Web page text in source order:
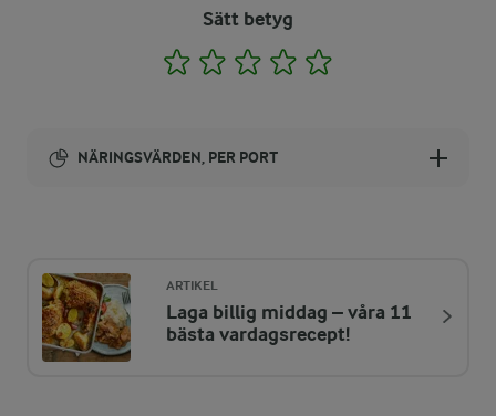
Sätt betyg
1 2 3 4
NÄRINGSVÄRDEN, PER PORT
ENERGIDISTRIBUTION %
NÄRINGSVÄRDEN PER PORT
ARTIKEL
Laga billig middag – våra 11
bästa vardagsrecept!